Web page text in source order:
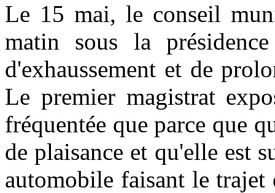
Le 15 mai, le conseil
matin sous la
d'exhaussement et de
Le premier magistrat
fréquentée que parce que
de plaisance et qu'elle est
automobile faisant le